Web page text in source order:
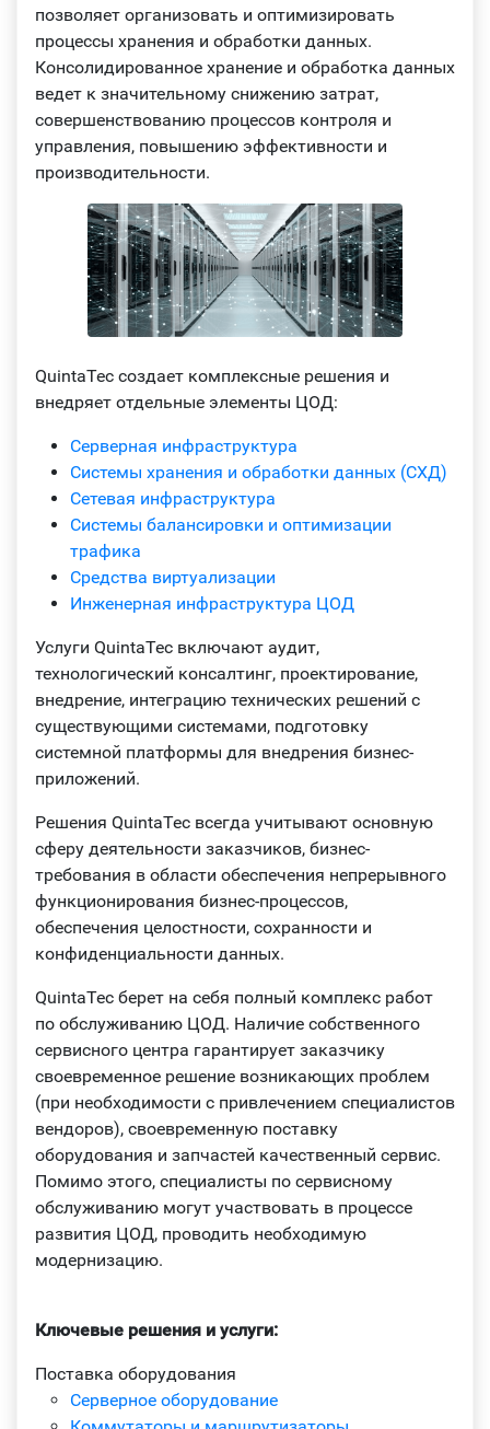
позволяет организовать и оптимизировать
процессы хранения и обработки данных.
Консолидированное хранение и обработка данных
ведет к значительному снижению затрат,
совершенствованию процессов контроля и
управления, повышению эффективности и
производительности.
QuintaTec создает комплексные решения и
внедряет отдельные элементы ЦОД:
Серверная инфраструктура
Системы хранения и обработки данных (СХД)
Сетевая инфраструктура
Системы балансировки и оптимизации
трафика
Средства виртуализации
Инженерная инфраструктура ЦОД
Услуги QuintaTec включают аудит,
технологический консалтинг, проектирование,
внедрение, интеграцию технических решений с
существующими системами, подготовку
системной платформы для внедрения бизнес-
приложений.
Решения QuintaTec всегда учитывают основную
сферу деятельности заказчиков, бизнес-
требования в области обеспечения непрерывного
функционирования бизнес-процессов,
обеспечения целостности, сохранности и
конфиденциальности данных.
QuintaTec берет на себя полный комплекс работ
по обслуживанию ЦОД. Наличие собственного
сервисного центра гарантирует заказчику
своевременное решение возникающих проблем
(при необходимости с привлечением специалистов
вендоров), своевременную поставку
оборудования и запчастей качественный сервис.
Помимо этого, специалисты по сервисному
обслуживанию могут участвовать в процессе
развития ЦОД, проводить необходимую
модернизацию.
Ключевые решения и услуги:
Поставка оборудования
Серверное оборудование